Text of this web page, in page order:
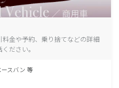
金や予約、乗り捨てなどの詳細
ださい。
スバン 等